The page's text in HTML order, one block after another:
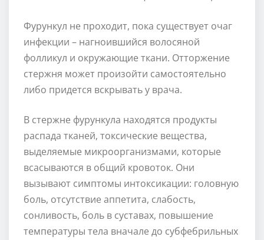
Фурункул не проходит, пока существует очаг
инфекции – нагноившийся волосяной
фолликул и окружающие ткани. Отторжение
стержня может произойти самостоятельно
либо придется вскрывать у врача.
В стержне фурункула находятся продукты
распада тканей, токсические вещества,
выделяемые микроорганизмами, которые
всасываются в общий кровоток. Они
вызывают симптомы интоксикации: головную
боль, отсутствие аппетита, слабость,
сонливость, боль в суставах, повышение
температуры тела вначале до субфебрильных